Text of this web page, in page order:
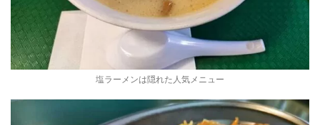
塩ラーメンは隠れた人気メニュー